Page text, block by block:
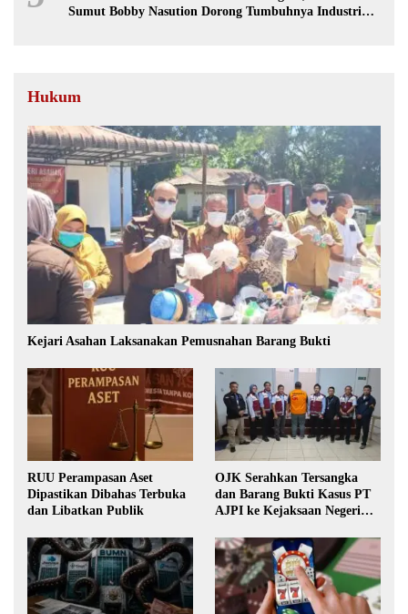
Sumut Bobby Nasution Dorong Tumbuhnya Industri
Hukum
Kejari Asahan Laksanakan Pemusnahan Barang Bukti
RUU Perampasan Aset
Dipastikan Dibahas Terbuka
dan Libatkan Publik
OJK Serahkan Tersangka
dan Barang Bukti Kasus PT
AJPI ke Kejaksaan Negeri